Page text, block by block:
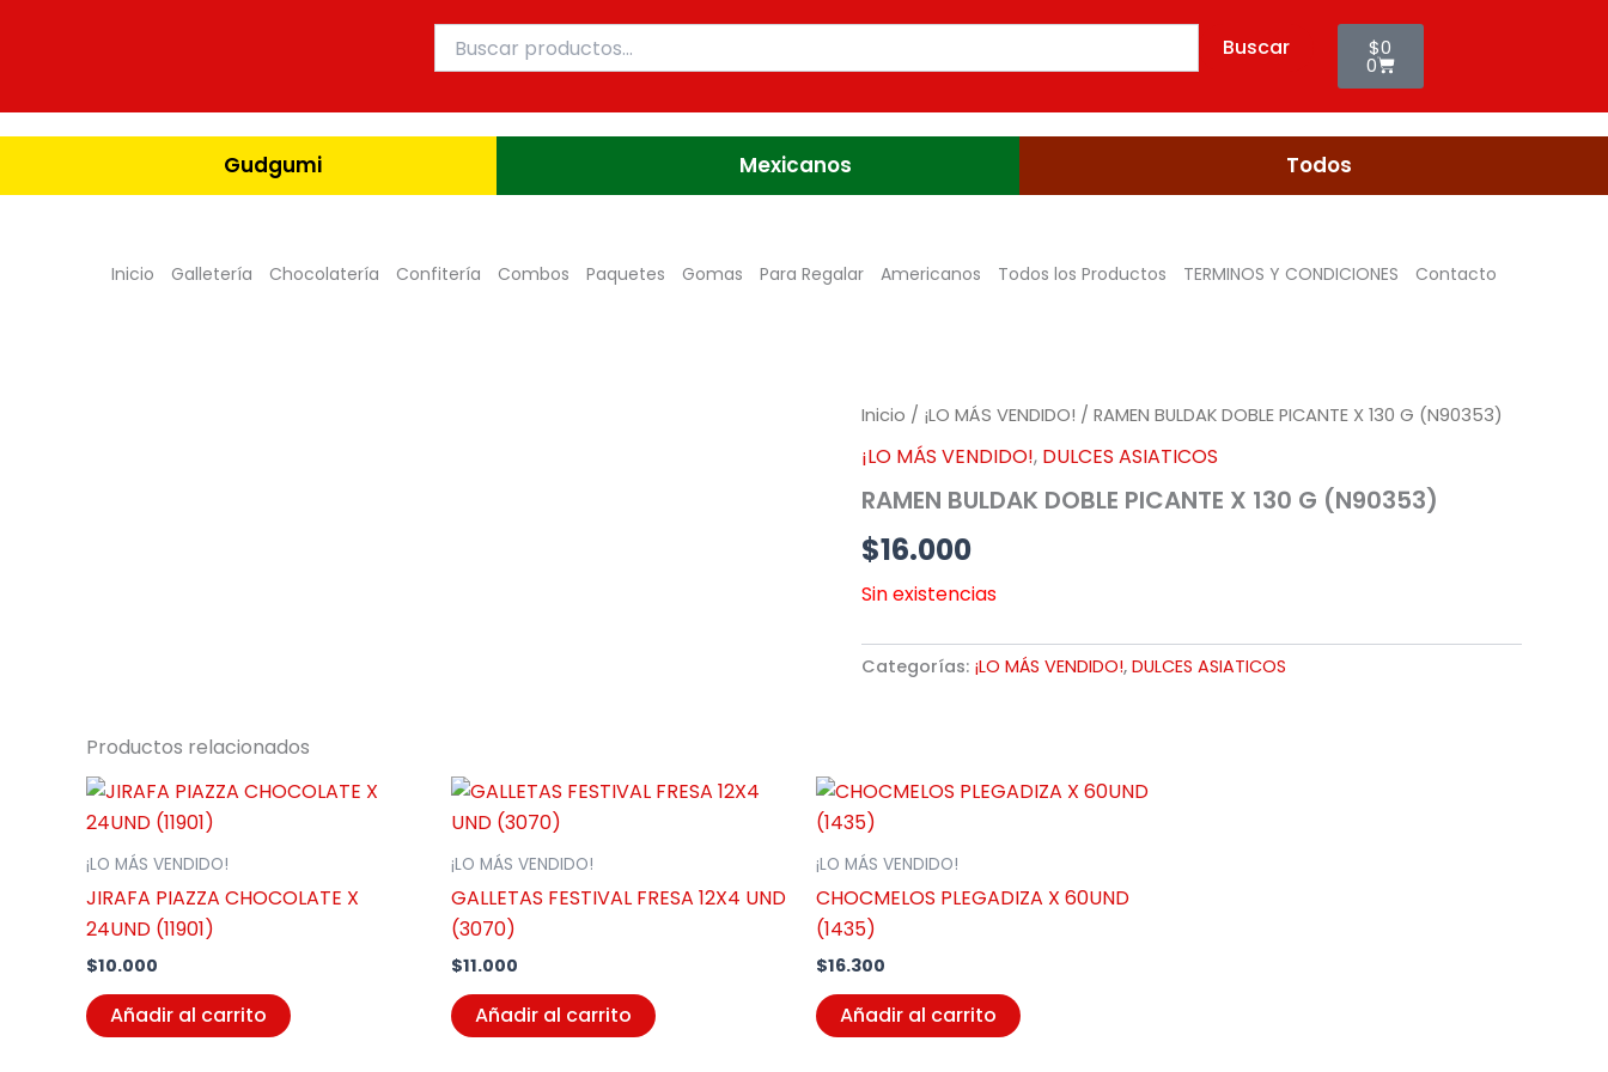
por:
Buscar $0
0
Cart
Gudgumi Mexicanos Todos
Inicio Galletería Chocolatería Confitería Combos Paquetes Gomas Para Regalar Americanos Todos los Productos TERMINOS Y CONDICIONES Contacto
Inicio / ¡LO MÁS VENDIDO! / RAMEN BULDAK DOBLE PICANTE X 130 G (N90353)
¡LO MÁS VENDIDO!, DULCES ASIATICOS
RAMEN BULDAK DOBLE PICANTE X 130 G (N90353)
$16.000
Sin existencias
Categorías: ¡LO MÁS VENDIDO!, DULCES ASIATICOS
Productos relacionados
¡LO MÁS VENDIDO!
JIRAFA PIAZZA CHOCOLATE X
24UND (11901)
$10.000
Añadir al carrito
¡LO MÁS VENDIDO!
GALLETAS FESTIVAL FRESA 12X4 UND
(3070)
$11.000
Añadir al carrito
¡LO MÁS VENDIDO!
CHOCMELOS PLEGADIZA X 60UND
(1435)
$16.300
Añadir al carrito